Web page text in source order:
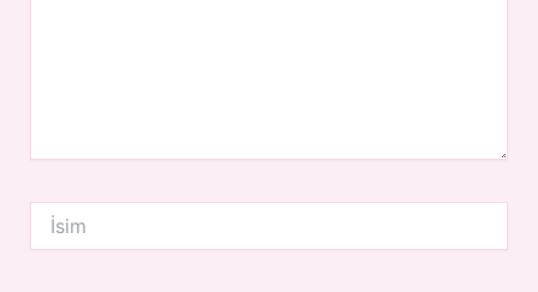
İsim